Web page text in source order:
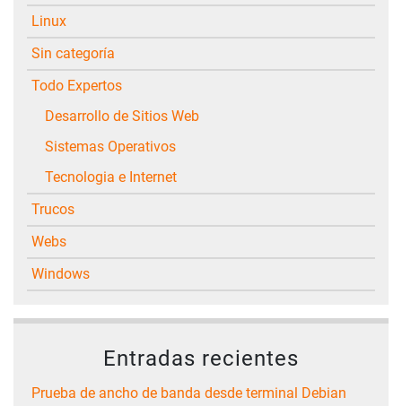
Linux
Sin categoría
Todo Expertos
Desarrollo de Sitios Web
Sistemas Operativos
Tecnologia e Internet
Trucos
Webs
Windows
Entradas recientes
Prueba de ancho de banda desde terminal Debian